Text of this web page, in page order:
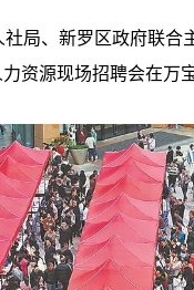
、新罗区政府联合
资源现场招聘会在万